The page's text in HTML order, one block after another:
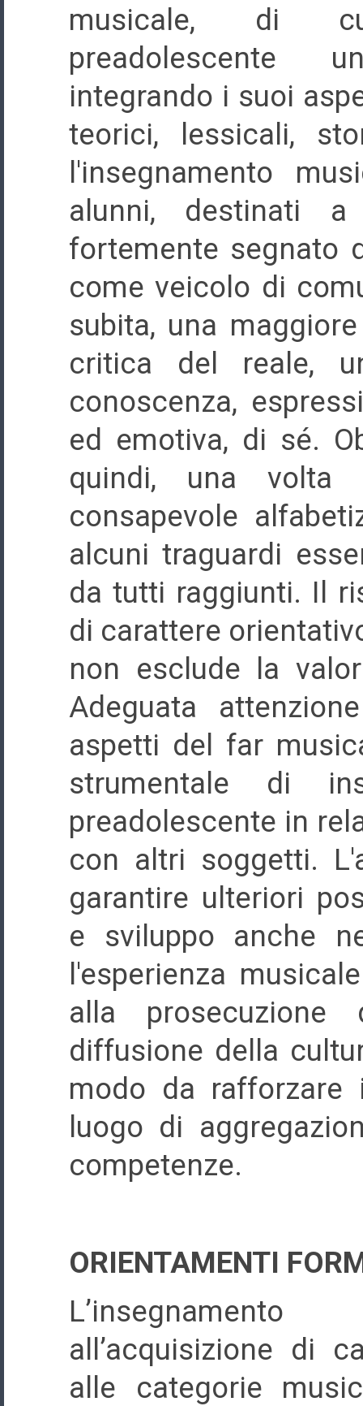
musicale, di
preadolescente
integrando i suoi
teorici, lessicali,
l'insegnamento
alunni, destinati
fortemente segnato
come veicolo di
subita, una
critica del reale,
conoscenza,
ed emotiva, di sé.
quindi, una volta
consapevole
alcuni traguardi
da tutti raggiunti. Il
di carattere
non esclude la
Adeguata
aspetti del far
strumentale di
preadolescente in
con altri soggetti.
garantire ulteriori
e sviluppo anche
l'esperienza
alla
diffusione della
modo da
luogo di
competenze.
ORIENTAMENTI
all’acquisizione di
alle categorie